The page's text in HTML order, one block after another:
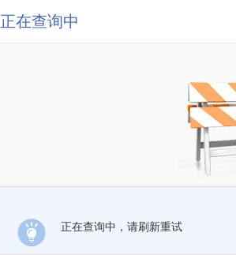
正在查询中
正在查询中，请刷新重试